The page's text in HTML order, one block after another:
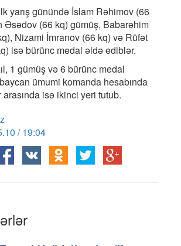
yarış günündə İslam Rəhimov (66
Əsədov (66 kq) gümüş, Babarəhim
Nizami İmranov (66 kq) və Rüfət
isə bürünc medal əldə ediblər.
1 gümüş və 6 bürünc medal
ümumi komanda hesabında
isə ikinci yeri tutub.
/ 19:04